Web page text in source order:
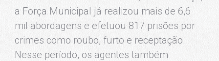
a Força Municipal já realizou mais de 6,6
mil abordagens e efetuou 817 prisões por
crimes como roubo, furto e receptação.
Nesse período, os agentes também